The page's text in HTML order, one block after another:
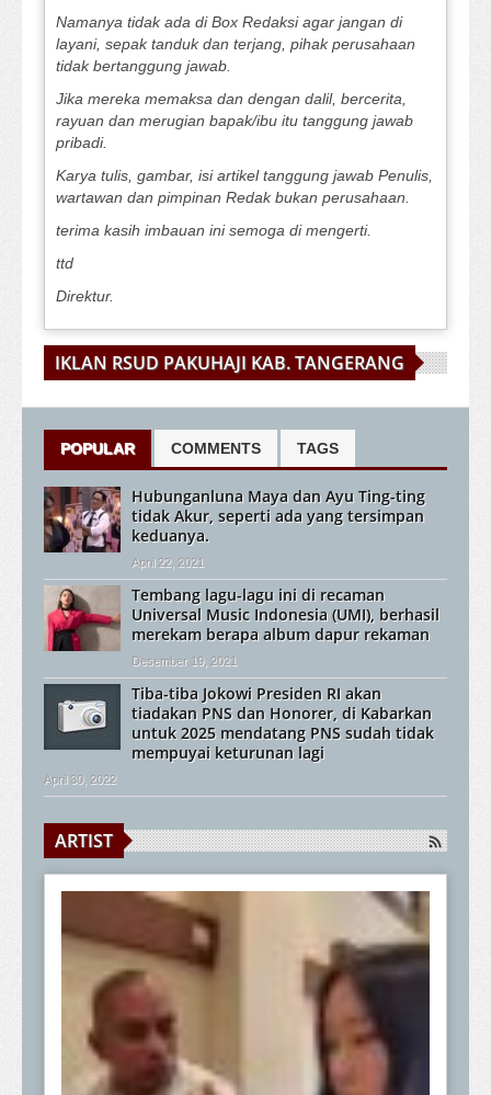
Namanya tidak ada di Box Redaksi agar jangan di
layani, sepak tanduk dan terjang, pihak perusahaan
tidak bertanggung jawab.
Jika mereka memaksa dan dengan dalil, bercerita,
rayuan dan merugian bapak/ibu itu tanggung jawab
pribadi.
Karya tulis, gambar, isi artikel tanggung jawab Penulis,
wartawan dan pimpinan Redak bukan perusahaan.
terima kasih imbauan ini semoga di mengerti.
ttd
Direktur.
IKLAN RSUD PAKUHAJI KAB. TANGERANG
POPULAR COMMENTS TAGS
Hubunganluna Maya dan Ayu Ting-ting
tidak Akur, seperti ada yang tersimpan
keduanya.
April 22, 2021
Tembang lagu-lagu ini di recaman
Universal Music Indonesia (UMI), berhasil
merekam berapa album dapur rekaman
Desember 19, 2021
Tiba-tiba Jokowi Presiden RI akan
tiadakan PNS dan Honorer, di Kabarkan
untuk 2025 mendatang PNS sudah tidak
mempuyai keturunan lagi
April 30, 2022
ARTIST